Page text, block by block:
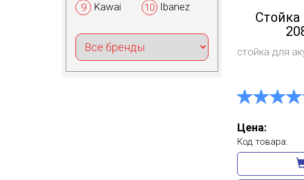
9 Kawai 10 Ibanez
Стойка
стойка для
Цена:
Код товара: